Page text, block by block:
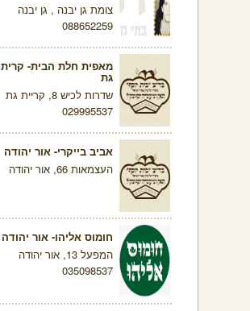
צומת גן יבנה , גן יבנה
088652259
מאפית חלת הבית- קרית
גת
שדרות לכיש 8, קריית גת
029995537
אביב בייקרי- אור יהודה
העצמאות 66, אור יהודה
חומוס אליהו- אור יהודה
המפעל 13, אור יהודה
035098537